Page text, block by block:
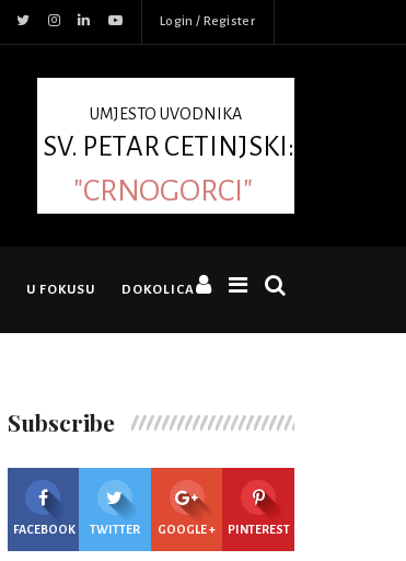
Login / Register
UMJESTO UVODNIKA
SV. PETAR CETINJSKI:
"CRNOGORCI"
U FOKUSU DOKOLICA
Subscribe
FACEBOOK TWITTER GOOGLE + PINTEREST